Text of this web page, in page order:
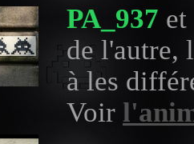
PA_937 et
de l'autre,
à les
Voir